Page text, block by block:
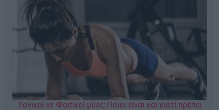
Τονικοί vs Φασικοί μύες: Ποιοι είναι και γιατί πρέπει